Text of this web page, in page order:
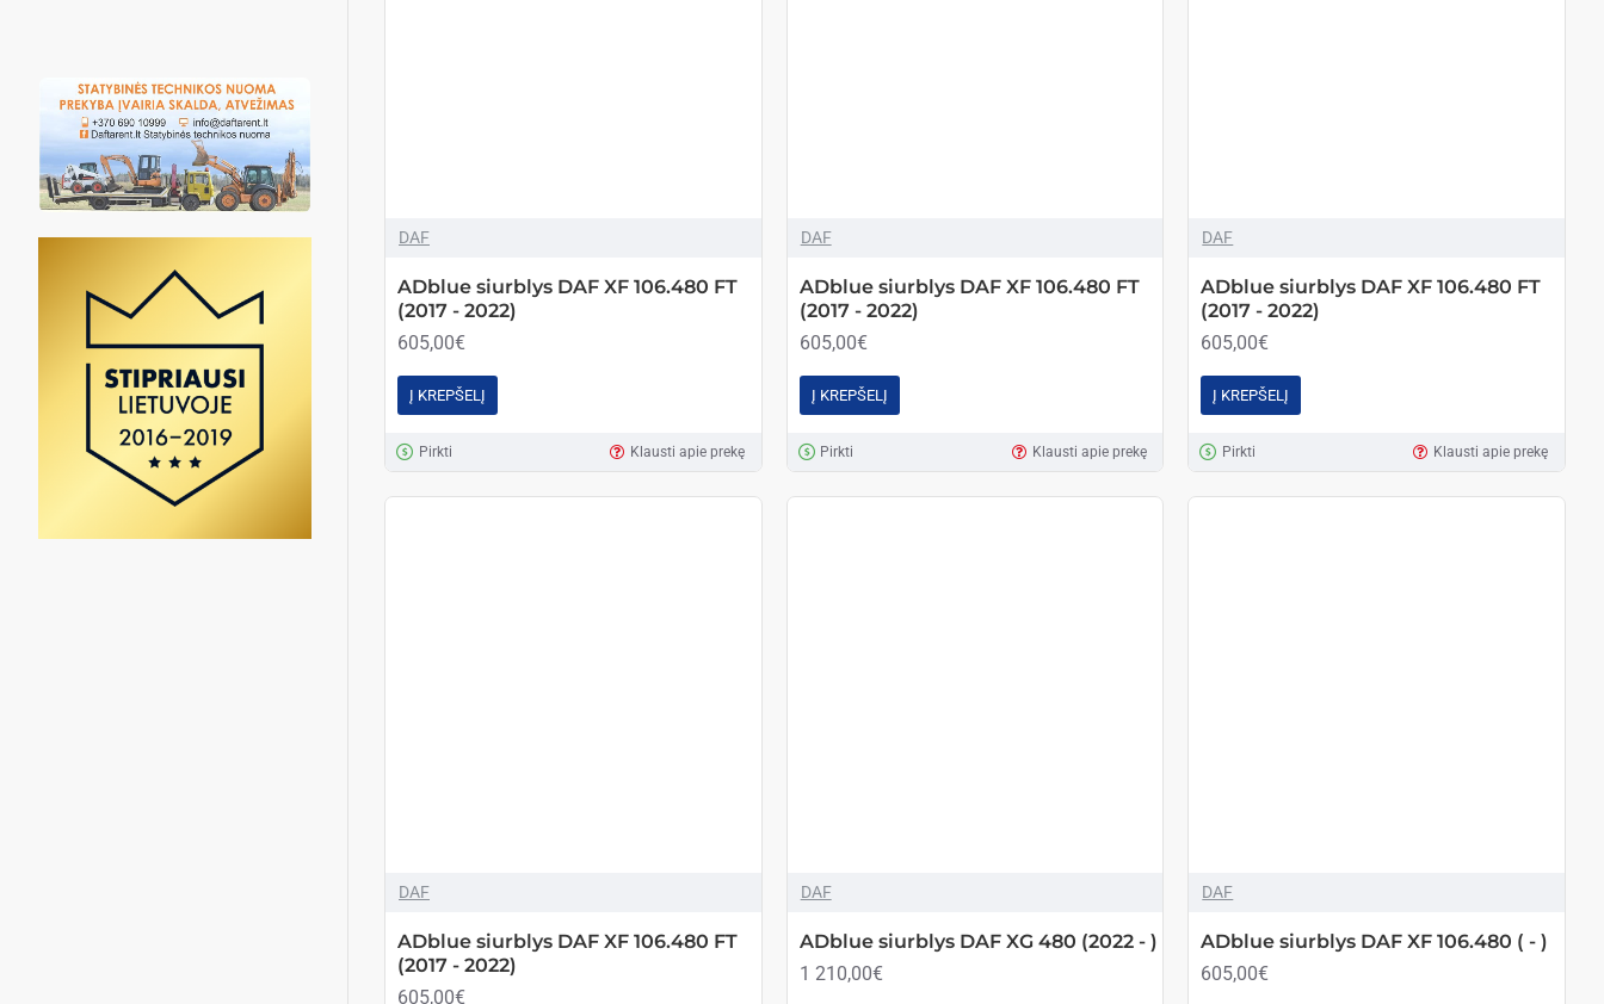
DAF
ADblue siurblys DAF XF 106.480 FT
(2017 - 2022)
605,00€
Į KREPŠELĮ
Pirkti Klausti apie prekę
DAF
ADblue siurblys DAF XF 106.480 FT
(2017 - 2022)
605,00€
Į KREPŠELĮ
Pirkti Klausti apie prekę
DAF
ADblue siurblys DAF XF 106.480 FT
(2017 - 2022)
605,00€
Į KREPŠELĮ
Pirkti Klausti apie prekę
DAF
ADblue siurblys DAF XF 106.480 FT
(2017 - 2022)
605,00€
DAF
ADblue siurblys DAF XG 480 (2022 - )
1 210,00€
DAF
ADblue siurblys DAF XF 106.480 ( - )
605,00€